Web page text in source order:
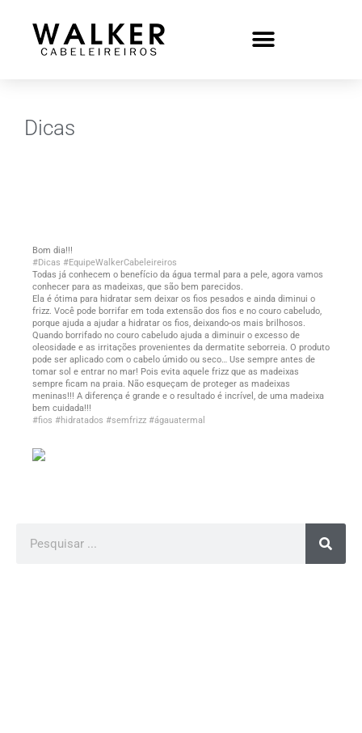
Dicas
Bom dia!!!
#Dicas #EquipeWalkerCabeleireiros
Todas já conhecem o benefício da água termal para a pele, agora vamos
conhecer para as madeixas, que são bem parecidos.
Ela é ótima para hidratar sem deixar os fios pesados e ainda diminui o
frizz. Você pode borrifar em toda extensão dos fios e no couro cabeludo,
porque ajuda a ajudar a hidratar os fios, deixando-os mais brilhosos.
Quando borrifado no couro cabeludo ajuda a diminuir o excesso de
oleosidade e as irritações provenientes da dermatite seborreia. O produto
pode ser aplicado com o cabelo úmido ou seco… Use sempre antes de
tomar sol e entrar no mar! Pois evita aquele frizz que as madeixas
sempre ficam na praia. Não esqueçam de proteger as madeixas
meninas!!! A diferença é grande e o resultado é incrível, de uma madeixa
bem cuidada!!!
#fios #hidratados #semfrizz #ágauatermal